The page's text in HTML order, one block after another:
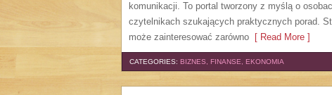
komunikacji. To portal tworzony z myślą o
czytelnikach szukających praktycznych porad.
może zainteresować zarówno [ Read More ]
CATEGORIES: BIZNES, FINANSE, EKONOMIA